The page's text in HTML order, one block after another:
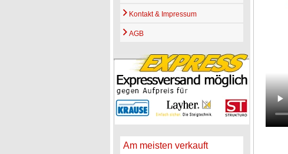
Kontakt & Impressum
AGB
Am meisten verkauft